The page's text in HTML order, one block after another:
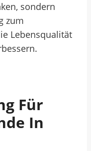
sondern
zum
Lebensqualität
Für
In